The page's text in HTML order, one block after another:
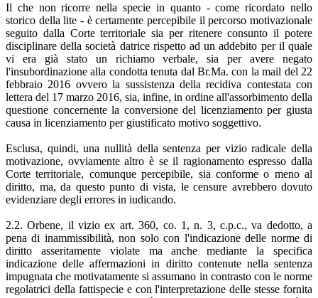
Il che non ricorre nella specie in quanto - come ricordato nello
storico della lite - è certamente percepibile il percorso motivazionale
seguito dalla Corte territoriale sia per ritenere consunto il potere
disciplinare della società datrice rispetto ad un addebito per il quale
vi era già stato un richiamo verbale, sia per avere negato
l'insubordinazione alla condotta tenuta dal Br.Ma. con la mail del 22
febbraio 2016 ovvero la sussistenza della recidiva contestata con
lettera del 17 marzo 2016, sia, infine, in ordine all'assorbimento della
questione concernente la conversione del licenziamento per giusta
causa in licenziamento per giustificato motivo soggettivo.
Esclusa, quindi, una nullità della sentenza per vizio radicale della
motivazione, ovviamente altro è se il ragionamento espresso dalla
Corte territoriale, comunque percepibile, sia conforme o meno al
diritto, ma, da questo punto di vista, le censure avrebbero dovuto
evidenziare degli errores in iudicando.
2.2. Orbene, il vizio ex art. 360, co. 1, n. 3, c.p.c., va dedotto, a
pena di inammissibilità, non solo con l'indicazione delle norme di
diritto asseritamente violate ma anche mediante la specifica
indicazione delle affermazioni in diritto contenute nella sentenza
impugnata che motivatamente si assumano in contrasto con le norme
regolatrici della fattispecie e con l'interpretazione delle stesse fornita